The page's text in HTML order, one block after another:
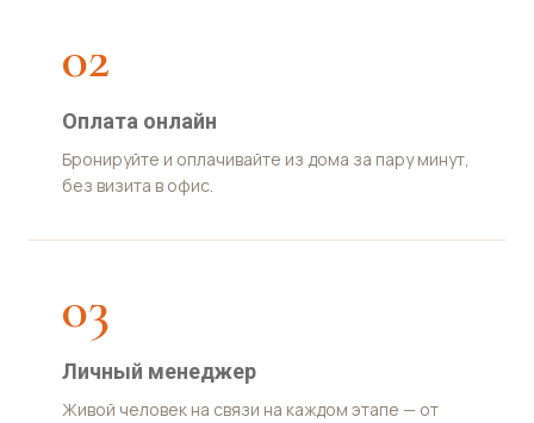
02
Оплата онлайн
Бронируйте и оплачивайте из дома за пару минут,
без визита в офис.
03
Личный менеджер
Живой человек на связи на каждом этапе — от